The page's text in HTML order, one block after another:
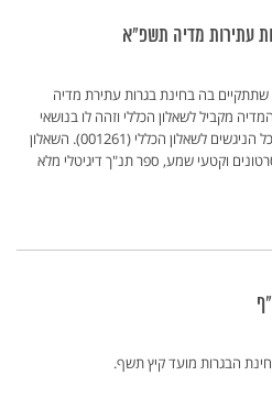
עתירות מדיה תשפ"א
שתתקיים בה בחינת בגרות עתירת מדיה
מקביל לשאלון הכללי וזהה לו בנושאי
ההיבחנות ובמבנה הבחינה ומתאים לכל הניגשים לשאלון הכללי (001261). השאלון
וקטעי שמע, ספר תנ"ך דיגיטלי מלא
הבגרות מועד קיץ תשף.